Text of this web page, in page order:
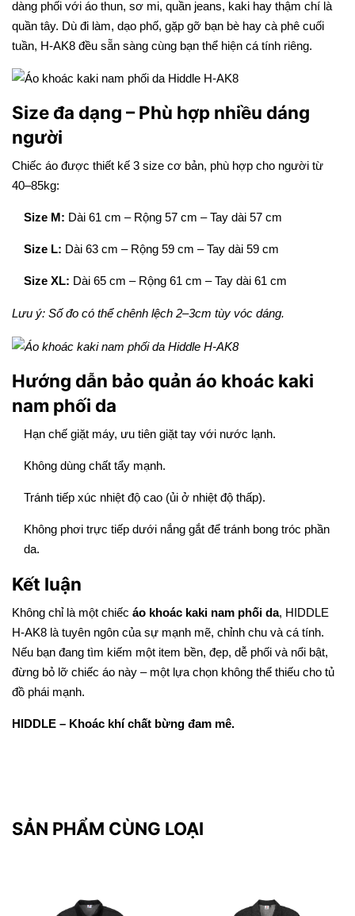
dàng phối với áo thun, sơ mi, quần jeans, kaki hay thậm chí là
quần tây. Dù đi làm, dạo phố, gặp gỡ bạn bè hay cà phê cuối
tuần, H-AK8 đều sẵn sàng cùng bạn thể hiện cá tính riêng.
Size đa dạng – Phù hợp nhiều dáng
người
Chiếc áo được thiết kế 3 size cơ bản, phù hợp cho người từ
40–85kg:
Size M: Dài 61 cm – Rộng 57 cm – Tay dài 57 cm
Size L: Dài 63 cm – Rộng 59 cm – Tay dài 59 cm
Size XL: Dài 65 cm – Rộng 61 cm – Tay dài 61 cm
Lưu ý: Số đo có thể chênh lệch 2–3cm tùy vóc dáng.
Hướng dẫn bảo quản áo khoác kaki
nam phối da
Hạn chế giặt máy, ưu tiên giặt tay với nước lạnh.
Không dùng chất tẩy mạnh.
Tránh tiếp xúc nhiệt độ cao (ủi ở nhiệt độ thấp).
Không phơi trực tiếp dưới nắng gắt để tránh bong tróc phần
da.
Kết luận
Không chỉ là một chiếc áo khoác kaki nam phối da, HIDDLE
H-AK8 là tuyên ngôn của sự mạnh mẽ, chỉnh chu và cá tính.
Nếu bạn đang tìm kiếm một item bền, đẹp, dễ phối và nổi bật,
đừng bỏ lỡ chiếc áo này – một lựa chọn không thể thiếu cho tủ
đồ phái mạnh.
HIDDLE – Khoác khí chất bừng đam mê.
SẢN PHẨM CÙNG LOẠI